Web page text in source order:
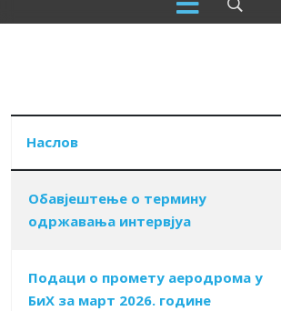
Табела чланака
Наслов
Обавјештење о термину
одржавања интервјуа
Подаци о промету аеродрома у
БиХ за мaрт 2026. године